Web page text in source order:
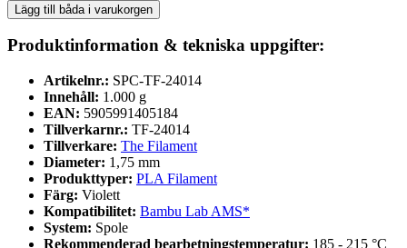
Lägg till båda i varukorgen
Produktinformation & tekniska uppgifter:
Artikelnr.: SPC-TF-24014
Innehåll: 1.000 g
EAN: 5905991405184
Tillverkarnr.: TF-24014
Tillverkare: The Filament
Diameter: 1,75 mm
Produkttyper: PLA Filament
Färg: Violett
Kompatibilitet: Bambu Lab AMS*
System: Spole
Rekommenderad bearbetningstemperatur: 185 - 215 °C